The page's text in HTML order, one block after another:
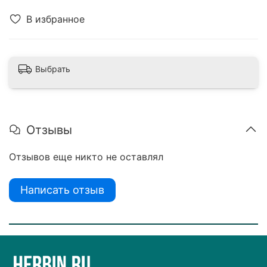
В избранное
Выбрать
Отзывы
Отзывов еще никто не оставлял
Написать отзыв